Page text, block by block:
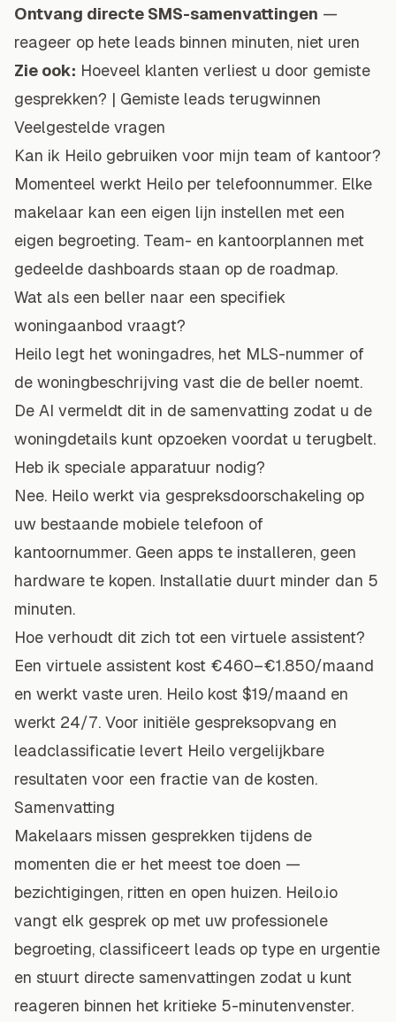
Ontvang directe SMS-samenvattingen —
reageer op hete leads binnen minuten, niet uren
Zie ook: Hoeveel klanten verliest u door gemiste
gesprekken? | Gemiste leads terugwinnen
Veelgestelde vragen
Kan ik Heilo gebruiken voor mijn team of kantoor?
Momenteel werkt Heilo per telefoonnummer. Elke
makelaar kan een eigen lijn instellen met een
eigen begroeting. Team- en kantoorplannen met
gedeelde dashboards staan op de roadmap.
Wat als een beller naar een specifiek
woningaanbod vraagt?
Heilo legt het woningadres, het MLS-nummer of
de woningbeschrijving vast die de beller noemt.
De AI vermeldt dit in de samenvatting zodat u de
woningdetails kunt opzoeken voordat u terugbelt.
Heb ik speciale apparatuur nodig?
Nee. Heilo werkt via gespreksdoorschakeling op
uw bestaande mobiele telefoon of
kantoornummer. Geen apps te installeren, geen
hardware te kopen. Installatie duurt minder dan 5
minuten.
Hoe verhoudt dit zich tot een virtuele assistent?
Een virtuele assistent kost €460–€1.850/maand
en werkt vaste uren. Heilo kost $19/maand en
werkt 24/7. Voor initiële gespreksopvang en
leadclassificatie levert Heilo vergelijkbare
resultaten voor een fractie van de kosten.
Samenvatting
Makelaars missen gesprekken tijdens de
momenten die er het meest toe doen —
bezichtigingen, ritten en open huizen. Heilo.io
vangt elk gesprek op met uw professionele
begroeting, classificeert leads op type en urgentie
en stuurt directe samenvattingen zodat u kunt
reageren binnen het kritieke 5-minutenvenster.